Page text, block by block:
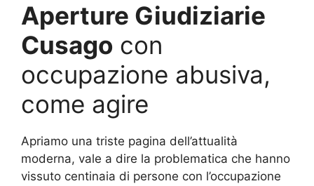
Aperture Giudiziarie
Cusago con
occupazione abusiva,
come agire
Apriamo una triste pagina dell’attualità
moderna, vale a dire la problematica che hanno
vissuto centinaia di persone con l’occupazione